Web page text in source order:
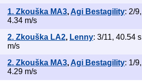
1. Zkouška MA3, Agi Bestagility: 2/
4.34 m/s
2. Zkouška LA2, Lenny: 3/11, 40.54
m/s
2. Zkouška MA3, Agi Bestagility: 1/
4.29 m/s